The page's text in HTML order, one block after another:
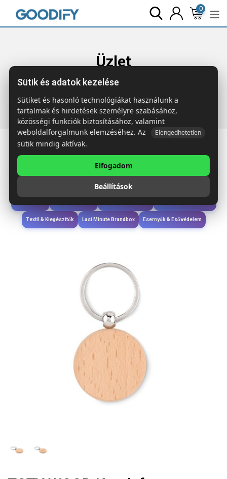
0
Üzlet
Főoldal Termékek Szóróajándék & Szerszám
WOOD Kerek fa kulcstartó
Étkezés & Ivás
Wellness & Ápolás
Textil & Kiegészítők Last Minute Brandbox Esernyők & Esővédelem
Sütik és adatok kezelése
Sütiket és hasonló technológiákat használunk a
tartalmak és hirdetések személyre szabásához,
közösségi funkciók biztosításához, valamint
weboldalforgalmunk elemzéséhez. Az
Elengedhetetlen
sütik mindig aktívak.
Elfogadom
Beállítások